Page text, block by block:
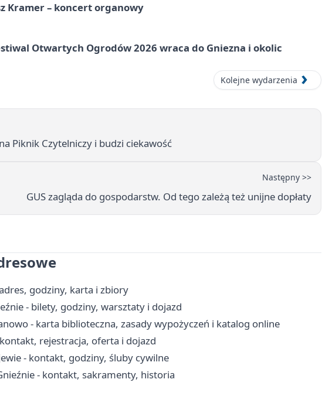
Kramer – koncert organowy
Otwartych Ogrodów 2026 wraca do Gniezna i okolic
Kolejne wydarzenia
Piknik Czytelniczy i budzi ciekawość
Następny >>
GUS zagląda do gospodarstw. Od tego zależą też unijne dopłaty
godziny, karta i zbiory
- bilety, godziny, warsztaty i dojazd
- karta biblioteczna, zasady wypożyczeń i katalog online
rejestracja, oferta i dojazd
- kontakt, godziny, śluby cywilne
- kontakt, sakramenty, historia